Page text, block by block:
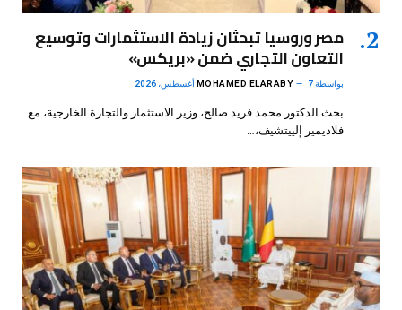
مصر وروسيا تبحثان زيادة الاستثمارات وتوسيع
التعاون التجاري ضمن «بريكس»
بواسطة MOHAMED ELARABY 7 أغسطس، 2026
بحث الدكتور محمد فريد صالح، وزير الاستثمار والتجارة الخارجية، مع
فلاديمير إلييتشيف،…